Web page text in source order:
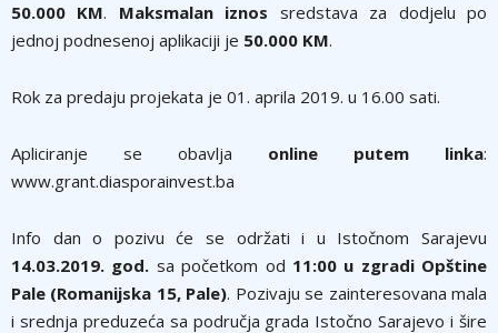
50.000 KM. Maksmalan iznos sredstava za dodjelu po
jednoj podnesenoj aplikaciji je 50.000 KM.
Rok za predaju projekata je 01. aprila 2019. u 16.00 sati.
Apliciranje se obavlja online putem linka:
www.grant.diasporainvest.ba
Info dan o pozivu će se održati i u Istočnom Sarajevu
14.03.2019. god. sa početkom od 11:00 u zgradi Opštine
Pale (Romanijska 15, Pale). Pozivaju se zainteresovana mala
i srednja preduzeća sa područja grada Istočno Sarajevo i šire